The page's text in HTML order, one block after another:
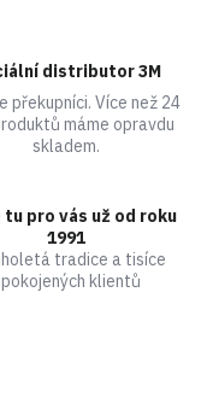
distributor 3M
překupníci. Více než 24
máme opravdu
skladem.
tu pro vás už od roku
1991
tradice a tisíce
klientů